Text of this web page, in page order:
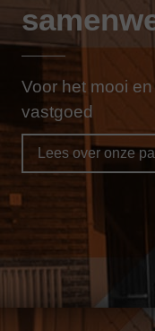
Voor het mooi
vastgoed
Lees over onze